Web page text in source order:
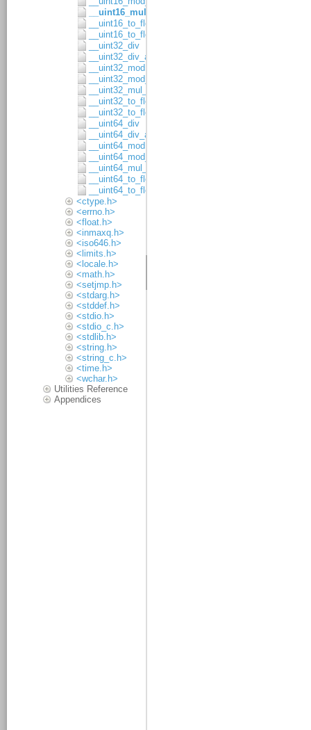
__uint16_mul_8x8
__uint16_to_float32
__uint16_to_float64
__uint32_div
__uint32_div_asgn
__uint32_mod
__uint32_mod_asgn
__uint32_mul_16x16
__uint32_to_float32
__uint32_to_float64
__uint64_div
__uint64_div_asgn
__uint64_mod
__uint64_mod_asgn
__uint64_mul_32x32
__uint64_to_float32
__uint64_to_float64
<ctype.h>
<errno.h>
<float.h>
<inmaxq.h>
<iso646.h>
<limits.h>
<locale.h>
<math.h>
<setjmp.h>
<stdarg.h>
<stddef.h>
<stdio.h>
<stdio_c.h>
<stdlib.h>
<string.h>
<string_c.h>
<time.h>
<wchar.h>
Utilities Reference
Appendices